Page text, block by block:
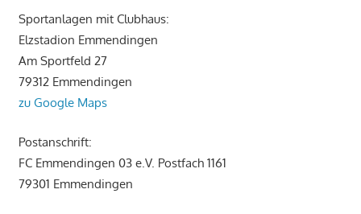
Sportanlagen mit Clubhaus:
Elzstadion Emmendingen
Am Sportfeld 27
79312 Emmendingen
zu Google Maps
Postanschrift:
FC Emmendingen 03 e.V. Postfach 1161
79301 Emmendingen